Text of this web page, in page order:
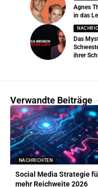
Agnes
in das
Das
ihrer
Verwandte Beiträge
NACHRICHTEN
Social Media Strategie
mehr Reichweite 2026